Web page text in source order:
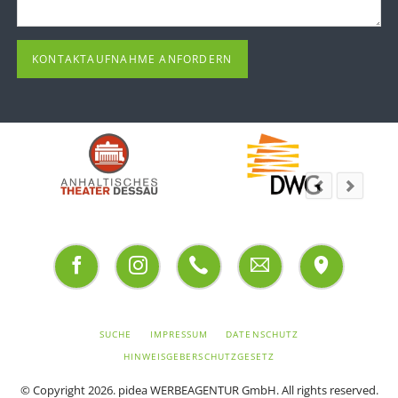
KONTAKTAUFNAHME ANFORDERN
NAVIGATION
ÜBERSPRINGEN
SUCHE IMPRESSUM
DATENSCHUTZ
HINWEISGEBERSCHUTZGESETZ
© Copyright 2026. pidea WERBEAGENTUR GmbH. All rights reserved.